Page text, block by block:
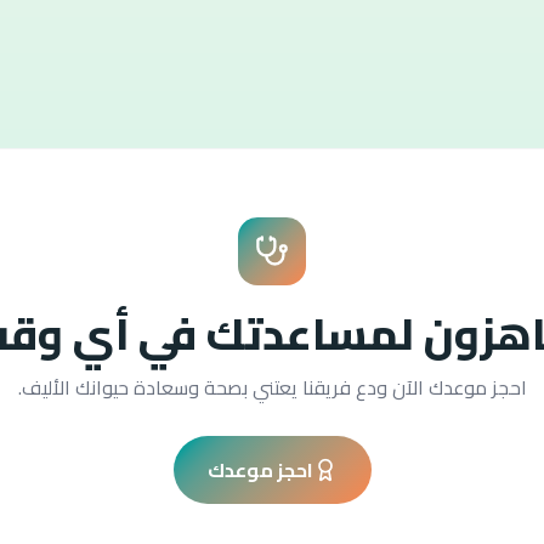
لمساعدتك في أي
احجز موعدك الآن ودع فريقنا يعتني بصحة وسعادة حيوانك الأليف.
احجز موعدك